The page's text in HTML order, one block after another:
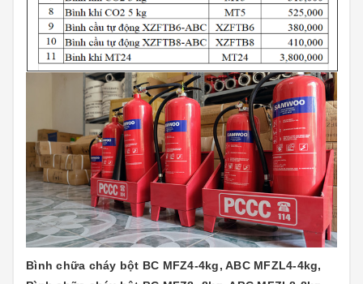
Bình chữa cháy bột BC MFZ4-4kg, ABC MFZL4-4kg,